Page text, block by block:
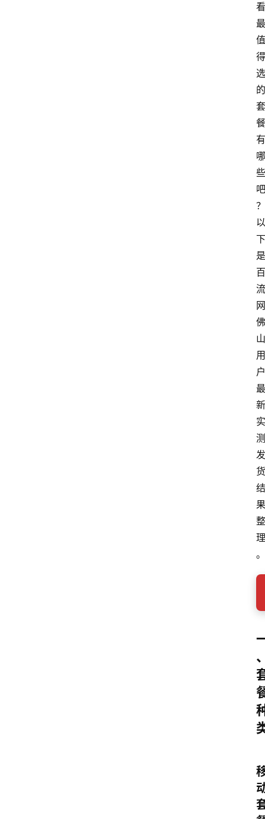
看
最
值
得
选
的
套
餐
有
哪
些
吧
？
以
下
是
百
流
网
佛
山
用
户
最
新
实
测
发
货
结
果
整
理
。